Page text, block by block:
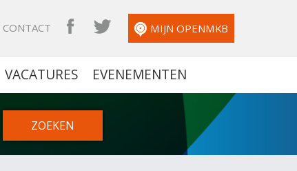
CONTACT OPENMKB FACEBOOK
OPENMKB TWITTER
MIJN OPENMKB
VACATURES EVENEMENTEN